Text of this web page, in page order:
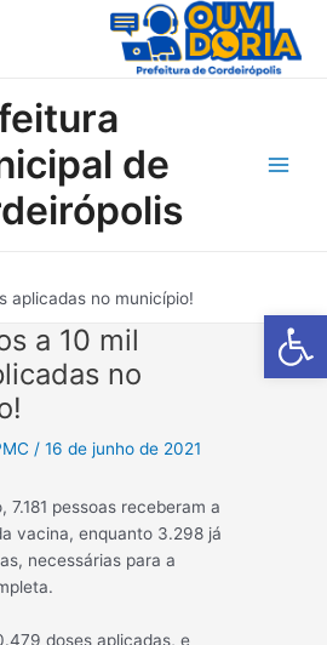
Barra de
de
aplicadas no município!
a 10 mil
no
/16 de junho de 2021
7.181 pessoas receberam a
vacina, enquanto 3.298 já
necessárias para a
doses aplicadas, e